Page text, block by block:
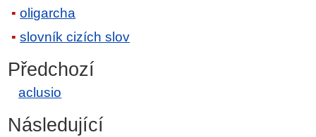
oligarcha
slovník cizích slov
Předchozí
aclusio
Následující